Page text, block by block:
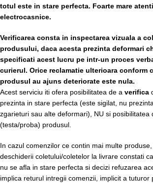
totul este in stare perfecta. Foarte mare
electrocasnice.
Verificarea consta in inspectarea vizuala a
produsului, daca acesta prezinta deformari
specificati acest lucru pe intr-un proces
curierul. Orice reclamatie ulterioara conform
produsul au ajuns deteriorate este nula.
Acest serviciu iti ofera posibilitatea de a verifica
prezinta in stare perfecta (este sigilat, nu
zgarieturi sau alte deformari), NU si posibilitatea
(testa/proba) produsul.
In cazul comenzilor ce contin mai multe
deschiderii coletului/coletelor la livrare constati
nu se afla in stare perfecta si decizi refuzarea
implica returul intregii comenzii, implicit a tuturor